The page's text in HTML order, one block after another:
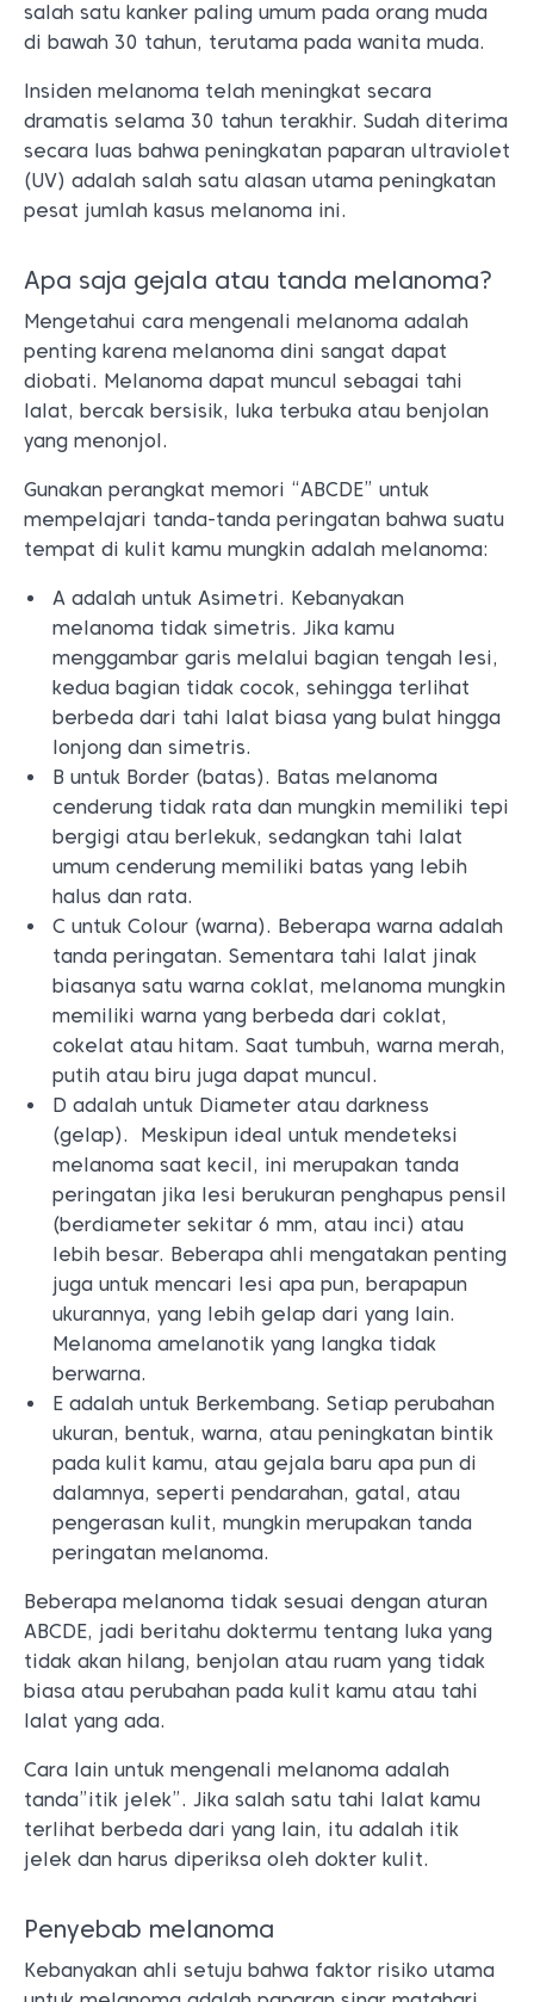
salah satu kanker paling umum pada orang muda
di bawah 30 tahun, terutama pada wanita muda.
Insiden melanoma telah meningkat secara
dramatis selama 30 tahun terakhir. Sudah diterima
secara luas bahwa peningkatan paparan ultraviolet
(UV) adalah salah satu alasan utama peningkatan
pesat jumlah kasus melanoma ini.
Apa saja gejala atau tanda melanoma?
Mengetahui cara mengenali melanoma adalah
penting karena melanoma dini sangat dapat
diobati. Melanoma dapat muncul sebagai tahi
lalat, bercak bersisik, luka terbuka atau benjolan
yang menonjol.
Gunakan perangkat memori “ABCDE” untuk
mempelajari tanda-tanda peringatan bahwa suatu
tempat di kulit kamu mungkin adalah melanoma:
A adalah untuk Asimetri. Kebanyakan
melanoma tidak simetris. Jika kamu
menggambar garis melalui bagian tengah lesi,
kedua bagian tidak cocok, sehingga terlihat
berbeda dari tahi lalat biasa yang bulat hingga
lonjong dan simetris.
B untuk Border (batas). Batas melanoma
cenderung tidak rata dan mungkin memiliki tepi
bergigi atau berlekuk, sedangkan tahi lalat
umum cenderung memiliki batas yang lebih
halus dan rata.
C untuk Colour (warna). Beberapa warna adalah
tanda peringatan. Sementara tahi lalat jinak
biasanya satu warna coklat, melanoma mungkin
memiliki warna yang berbeda dari coklat,
cokelat atau hitam. Saat tumbuh, warna merah,
putih atau biru juga dapat muncul.
D adalah untuk Diameter atau darkness
(gelap). Meskipun ideal untuk mendeteksi
melanoma saat kecil, ini merupakan tanda
peringatan jika lesi berukuran penghapus pensil
(berdiameter sekitar 6 mm, atau inci) atau
lebih besar. Beberapa ahli mengatakan penting
juga untuk mencari lesi apa pun, berapapun
ukurannya, yang lebih gelap dari yang lain.
Melanoma amelanotik yang langka tidak
berwarna.
E adalah untuk Berkembang. Setiap perubahan
ukuran, bentuk, warna, atau peningkatan bintik
pada kulit kamu, atau gejala baru apa pun di
dalamnya, seperti pendarahan, gatal, atau
pengerasan kulit, mungkin merupakan tanda
peringatan melanoma.
Beberapa melanoma tidak sesuai dengan aturan
ABCDE, jadi beritahu doktermu tentang luka yang
tidak akan hilang, benjolan atau ruam yang tidak
biasa atau perubahan pada kulit kamu atau tahi
lalat yang ada.
Cara lain untuk mengenali melanoma adalah
tanda”itik jelek”. Jika salah satu tahi lalat kamu
terlihat berbeda dari yang lain, itu adalah itik
jelek dan harus diperiksa oleh dokter kulit.
Penyebab melanoma
Kebanyakan ahli setuju bahwa faktor risiko utama